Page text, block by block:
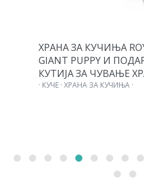
ХРАНА ЗА КУЧИЊА
GIANT PUPPY И
КУТИЈА ЗА ЧУВАЊЕ
· КУЧЕ · ХРАНА ЗА КУЧИЊА ·